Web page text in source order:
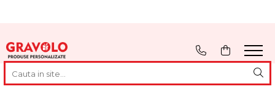
Tricouri personalizate cu poză,
text sau logo
Hanorac Pescuit
Tricouri pentru pescari
Cadouri Cuplu
Cadouri Barbati
Cadouri de Craciun
Cadouri de Paște
Nunta
Botez